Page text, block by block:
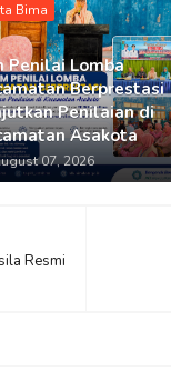
Bima
Penilai Lomba
Berprestasi
Penilaian di
Asakota
07, 2026
Resmi